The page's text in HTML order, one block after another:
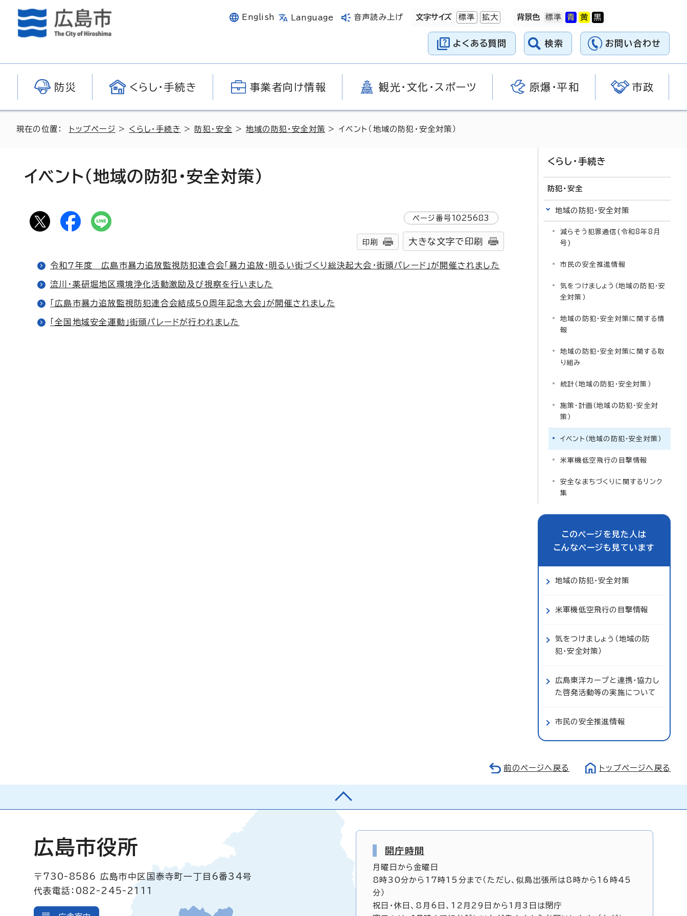
English Language 音声読み上げ 文字サイズ 標準 拡大 背景色
よくある質問 検索 お問い合わせ
防災 くらし・手続き 事業者向け情報 観光・文化・スポーツ 原爆・平和 市政
現在の位置： トップページ > くらし・手続き > 防犯・安全 >地域の防犯・安全対策 > イベント（地域の防犯・安全対策）
イベント（地域の防犯・安全対策）
ページ番号1025683
印刷 大きな文字で印刷
令和7年度 広島市暴力追放監視防犯連合会「暴力追放・明るい街づくり総決起大会・街頭パレード」が開催されました
流川・薬研堀地区環境浄化活動激励及び視察を行いました
「広島市暴力追放監視防犯連合会結成50周年記念大会」が開催されました
「全国地域安全運動」街頭パレードが行われました
くらし・手続き
防犯・安全
地域の防犯・安全対策
減らそう犯罪通信(令和8年8月
号)
市民の安全推進情報
気をつけましょう（地域の防犯・安
全対策）
地域の防犯・安全対策に関する情
報
地域の防犯・安全対策に関する取
り組み
統計（地域の防犯・安全対策）
施策・計画（地域の防犯・安全対
策）
イベント（地域の防犯・安全対策）
米軍機低空飛行の目撃情報
安全なまちづくりに関するリンク
集
このページを見た人は
こんなページも見ています
地域の防犯・安全対策
米軍機低空飛行の目撃情報
気をつけましょう（地域の防
犯・安全対策）
広島東洋カープと連携・協力し
た啓発活動等の実施について
市民の安全推進情報
前のページへ戻る トップページへ戻る
広島市役所
〒730-8586
広島市中区国泰寺町一丁目6番34号
代表電話：082-245-2111
開庁時間
月曜日から金曜日
8時30分から17時15分まで（ただし、似島出張所は8時から16時45
分）
祝日・休日、8月6日、12月29日から1月3日は閉庁